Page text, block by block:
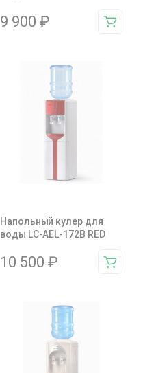
9 900 ₽
Напольный кулер для
воды LC-AEL-172B RED
10 500 ₽